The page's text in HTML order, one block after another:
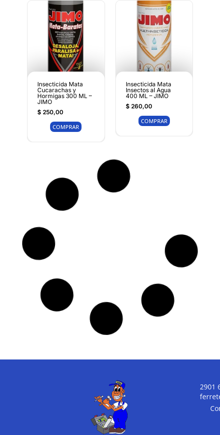
Insecticida Mata
Cucarachas y
Hormigas 300 ML –
JIMO
$250,00
COMPRAR
Insecticida Mata
Insectos al Agua
400 ML – JIMO
$260,00
COMPRAR
Jeringa
Cucarachicida 6 grs
– ULTRA VIGILANTE
COMPRAR
Mosquito Refill 60 –
COMPRAR